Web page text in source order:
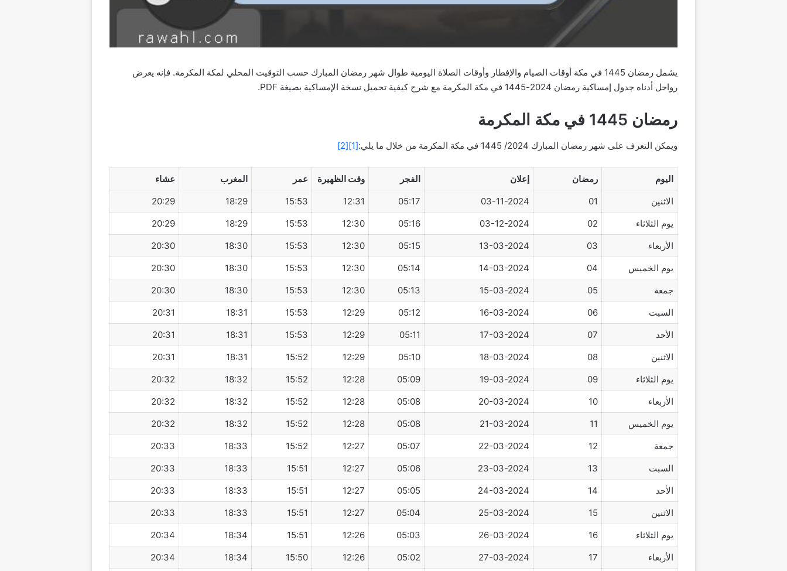
يشمل رمضان 1445 في مكة أوقات الصيام والإفطار وأوقات الصلاة اليومية طوال شهر رمضان المبارك حسب التوقيت المحلي لمكة المكرمة. فإنه يعرض
رواحل أدناه جدول إمساكية رمضان 2024-1445 في مكة المكرمة مع شرح كيفية تحميل نسخة الإمساكية بصيغة PDF.
رمضان 1445 في مكة المكرمة
ويمكن التعرف على شهر رمضان المبارك 2024/ 1445 في مكة المكرمة من خلال ما يلي: [1]
[2]
اليوم رمضان إعلان الفجر وقت الظهيرة عمر المغرب
عشاء
الاثنين
01
03-11-2024
05:17
12:31
15:53
18:29
20:29
يوم الثلاثاء
02
03-12-2024
05:16
12:30
15:53
18:29
20:29
الأربعاء
03
13-03-2024
05:15
12:30
15:53
18:30
20:30
يوم الخميس
04
14-03-2024
05:14
12:30
15:53
18:30
20:30
جمعة
05
15-03-2024
05:13
12:30
15:53
18:30
20:30
السبت
06
16-03-2024
05:12
12:29
15:53
18:31
20:31
الأحد
07
17-03-2024
05:11
12:29
15:53
18:31
20:31
الاثنين
08
18-03-2024
05:10
12:29
15:52
18:31
20:31
يوم الثلاثاء
09
19-03-2024
05:09
12:28
15:52
18:32
20:32
الأربعاء
10
20-03-2024
05:08
12:28
15:52
18:32
20:32
يوم الخميس
11
21-03-2024
05:08
12:28
15:52
18:32
20:32
جمعة
12
22-03-2024
05:07
12:27
15:52
18:33
20:33
السبت
13
23-03-2024
05:06
12:27
15:51
18:33
20:33
الأحد
14
24-03-2024
05:05
12:27
15:51
18:33
20:33
الاثنين
15
25-03-2024
05:04
12:27
15:51
18:33
20:33
يوم الثلاثاء
16
26-03-2024
05:03
12:26
15:51
18:34
20:34
الأربعاء
17
27-03-2024
05:02
12:26
15:50
18:34
20:34